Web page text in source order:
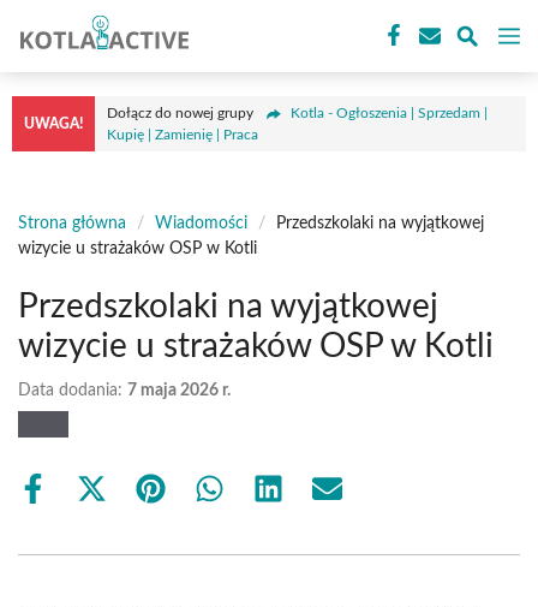
treści
UWAGA!
Dołącz do nowej grupy
Kotla - Ogłoszenia | Sprzedam |
Kupię | Zamienię | Praca
Strona główna / Wiadomości /
Przedszkolaki na wyjątkowej
wizycie u strażaków OSP w Kotli
Przedszkolaki na wyjątkowej
wizycie u strażaków OSP w Kotli
Data dodania: 7 maja 2026 r.
Share
Share
(Twitter)
Share Share Share Share